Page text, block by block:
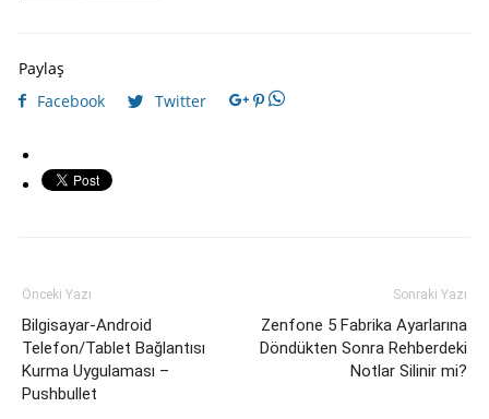
Paylaş
Facebook
Twitter
Önceki Yazı
Bilgisayar-Android
Telefon/Tablet Bağlantısı
Kurma Uygulaması –
Pushbullet
Sonraki Yazı
Zenfone 5 Fabrika Ayarlarına
Döndükten Sonra Rehberdeki
Notlar Silinir mi?